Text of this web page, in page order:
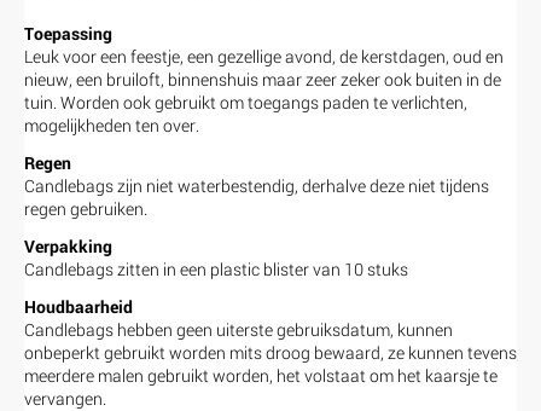
Toepassing
Leuk voor een feestje, een gezellige avond, de kerstdagen, oud en
nieuw, een bruiloft, binnenshuis maar zeer zeker ook buiten in de
tuin. Worden ook gebruikt om toegangs paden te verlichten,
mogelijkheden ten over.
Regen
Candlebags zijn niet waterbestendig, derhalve deze niet tijdens
regen gebruiken.
Verpakking
Candlebags zitten in een plastic blister van 10 stuks
Houdbaarheid
Candlebags hebben geen uiterste gebruiksdatum, kunnen
onbeperkt gebruikt worden mits droog bewaard, ze kunnen tevens
meerdere malen gebruikt worden, het volstaat om het kaarsje te
vervangen.